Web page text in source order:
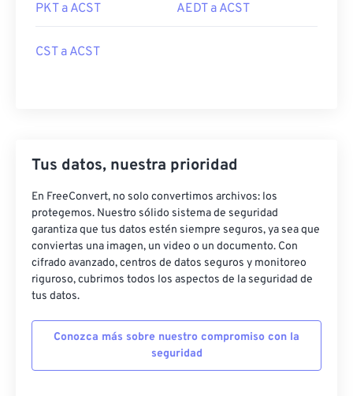
PKT a ACST AEDT a ACST
CST a ACST
Tus datos, nuestra prioridad
En FreeConvert, no solo convertimos archivos: los
protegemos. Nuestro sólido sistema de seguridad
garantiza que tus datos estén siempre seguros, ya sea que
conviertas una imagen, un video o un documento. Con
cifrado avanzado, centros de datos seguros y monitoreo
riguroso, cubrimos todos los aspectos de la seguridad de
tus datos.
Conozca más sobre nuestro compromiso con la
seguridad